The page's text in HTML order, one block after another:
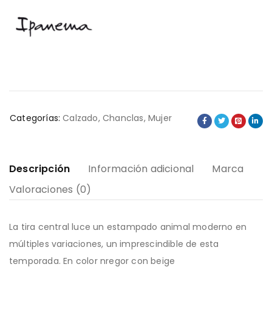
Categorías: Calzado,Chanclas,Mujer
Descripción Información adicional
Marca
Valoraciones (0)
La tira central luce un estampado animal moderno en
múltiples variaciones, un imprescindible de esta
temporada. En color nregor con beige